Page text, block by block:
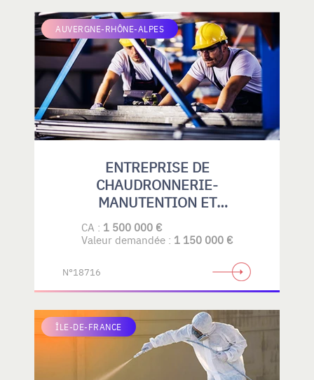
AUVERGNE-RHÔNE-ALPES
ENTREPRISE DE
CHAUDRONNERIE-
MANUTENTION ET
MAINTENANCE
INDUSTRIELLE
CA : 1 500 000 €
Valeur demandée : 1 150 000 €
N°18716
ÎLE-DE-FRANCE